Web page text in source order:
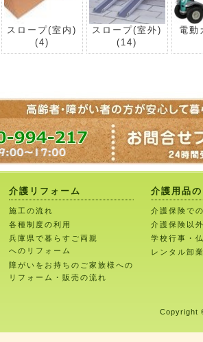
スロープ(室内)
(4)
スロープ(室外)
(14)
電動
介護リフォーム
施工の流れ
各種制度の利用
兵庫県で暮らすご両親
へのリフォーム
障がいをお持ちのご家族様への
リフォーム・販売の流れ
介護用品
介護保険で
介護保険以
学校行事・
レンタル卸
Copyright